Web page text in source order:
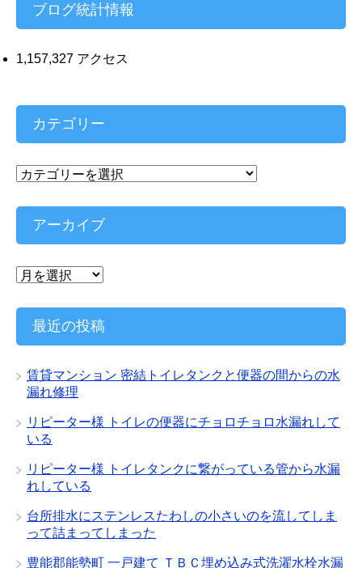
ブログ統計情報
1,157,327 アクセス
カテゴリー
カ
ゴ
ー
アーカイブ
ア
カ
ブ
最近の投稿
賃貸マンション 密結トイレタンクと便器の間からの水
漏れ修理
リピーター様 トイレの便器にチョロチョロ水漏れして
いる
リピーター様 トイレタンクに繋がっている管から水漏
れしている
台所排水にステンレスたわしの小さいのを流してしま
って詰まってしまった
豊能郡能勢町 一戸建て ＴＢＣ埋め込み式洗濯水栓水漏